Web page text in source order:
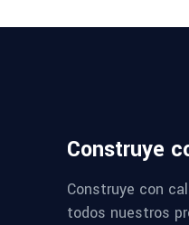
Construye
Construye con
todos nuestros